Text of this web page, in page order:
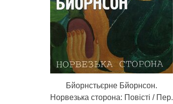
Бйорнстьєрне Бйорнсон.
Норвезька сторона: Повісті / Пер.